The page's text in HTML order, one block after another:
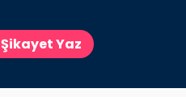
Şikayet Yaz